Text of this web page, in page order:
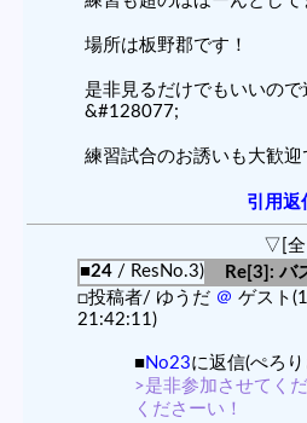
場所は板野郡です！
是非見るだけでもいいので
&#128077;
練習試合のお誘いも大歓迎
引用返
▽[全
■24 / ResNo.3)
Re[3]: バ
□投稿者/ ゆうだ ＠ ゲスト
21:42:11)
■No23に返信(ぺろ
>是非参加させてく
くださーい！